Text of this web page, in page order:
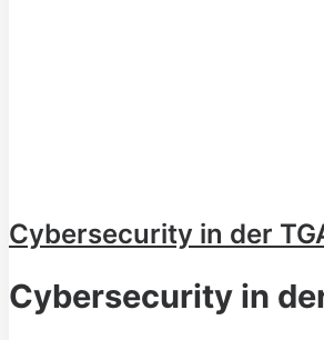
Cybersecurity in der
Cybersecurity in